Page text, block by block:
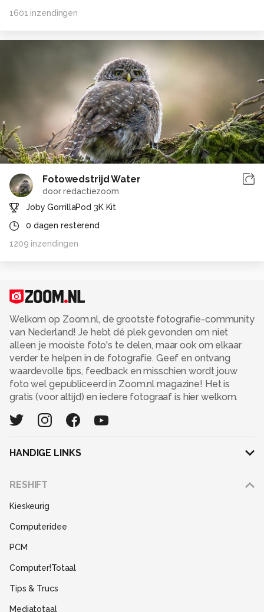
1601 inzendingen
Fotowedstrijd Water
doorredactiezoom
Joby GorrillaPod 3K Kit
0 dagen resterend
1209 inzendingen
Welkom op Zoom.nl, de grootste fotografie-community
van Nederland! Je hebt dé plek gevonden om niet
alleen je mooiste foto's te delen, maar ook om elkaar
verder te helpen in de fotografie. Geef en ontvang
waardevolle tips, feedback en misschien wordt jouw
foto wel gepubliceerd in Zoom.nl magazine! Het is
gratis (voor altijd) en iedere fotograaf is hier welkom.
HANDIGE LINKS
RESHIFT
Kieskeurig
Computeridee
PCM
Computer!Totaal
Tips & Trucs
Mediatotaal